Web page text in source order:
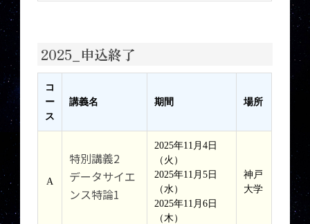
2025_申込終了
コ
ー
ス
講義名 期間 場所
A
特別講義2
データサイエ
ンス特論1
2025年11月4日
（火）
2025年11月5日
（水）
2025年11月6日
（木）
神戸
大学